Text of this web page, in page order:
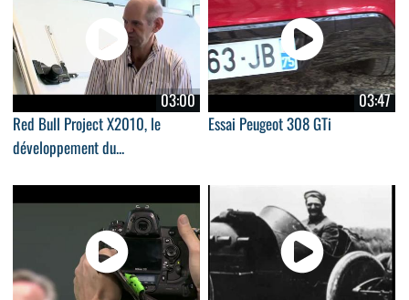
03:00
Red Bull Project X2010, le
développement du...
03:47
Essai Peugeot 308 GTi